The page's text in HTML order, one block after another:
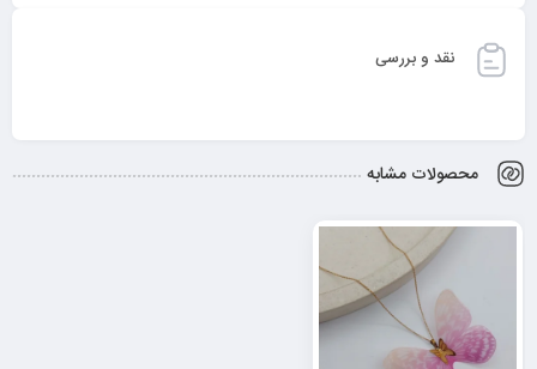
نقد و بررسی
محصولات مشابه